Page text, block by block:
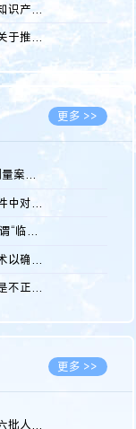
天津多部门合力推进知识产权保护工作
2026.08.05
市场监管总局办公厅关于推广第一批全国商业秘密保护创新试点典型...
2026.08.05
更多 >>
淘宝“B站推荐”店铺刷量案维持原判，两被告连带赔偿150万元
专利诉前行为保全案件中对仿制药申请人曾作出三类声明的考量及违...
直播带货诋毁同行 所谓“临场发挥”不免责
借助软件复现现有技术以确认相关参数特征是否被公开
键盘之争，是维权还是不正当竞争？
更多 >>
最高人民法院发布第六批人民法院种业知识产权司法保护典型案例 含...